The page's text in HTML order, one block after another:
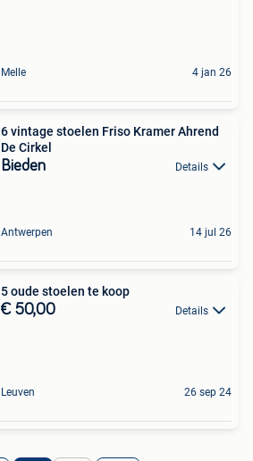
Melle 4 jan 26
6 vintage stoelen Friso Kramer Ahrend
De Cirkel
Bieden Details
Antwerpen 14 jul 26
5 oude stoelen te koop
€ 50,00 Details
Leuven 26 sep 24